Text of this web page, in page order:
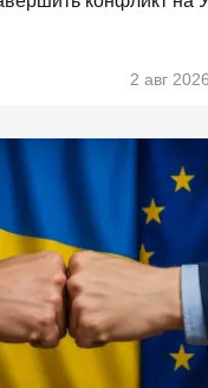
2 авг 2026